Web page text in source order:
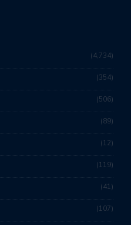
4,734
354
506
89
12
119
41
107